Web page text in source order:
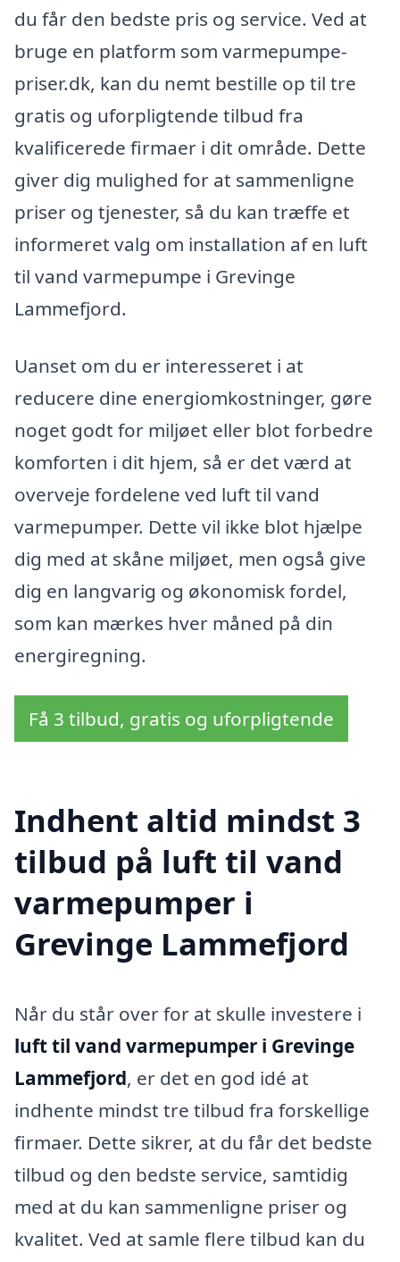
du får den bedste pris og service. Ved at
bruge en platform som varmepumpe-
priser.dk, kan du nemt bestille op til tre
gratis og uforpligtende tilbud fra
kvalificerede firmaer i dit område. Dette
giver dig mulighed for at sammenligne
priser og tjenester, så du kan træffe et
informeret valg om installation af en luft
til vand varmepumpe i Grevinge
Lammefjord.
Uanset om du er interesseret i at
reducere dine energiomkostninger, gøre
noget godt for miljøet eller blot forbedre
komforten i dit hjem, så er det værd at
overveje fordelene ved luft til vand
varmepumper. Dette vil ikke blot hjælpe
dig med at skåne miljøet, men også give
dig en langvarig og økonomisk fordel,
som kan mærkes hver måned på din
energiregning.
Få 3 tilbud, gratis og uforpligtende
Indhent altid mindst 3
tilbud på luft til vand
varmepumper i
Grevinge Lammefjord
Når du står over for at skulle investere i
luft til vand varmepumper i Grevinge
Lammefjord, er det en god idé at
indhente mindst tre tilbud fra forskellige
firmaer. Dette sikrer, at du får det bedste
tilbud og den bedste service, samtidig
med at du kan sammenligne priser og
kvalitet. Ved at samle flere tilbud kan du